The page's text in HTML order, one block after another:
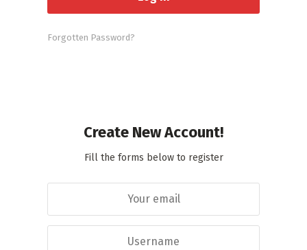
Forgotten Password?
Create New Account!
Fill the forms below to register